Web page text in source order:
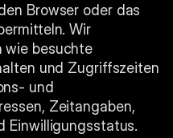
Browser oder das
Wir
wie besuchte
und Zugriffszeiten
und
Zeitangaben,
Einwilligungsstatus.